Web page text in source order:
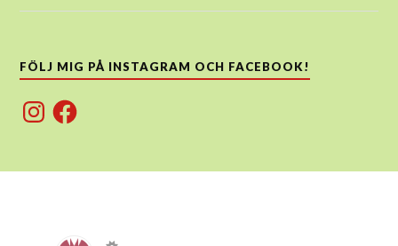
FÖLJ MIG PÅ INSTAGRAM OCH FACEBOOK!
InstagramFacebook